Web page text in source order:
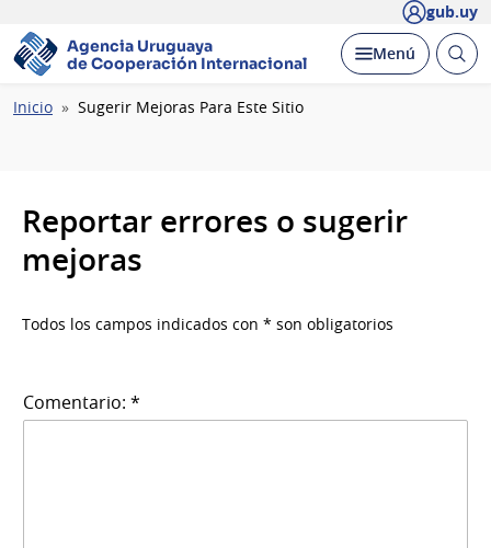
gub.uy
Agencia Uruguaya
de Cooperación Internacional
Desplegar
Menú Abrir
Ruta
Inicio Sugerir Mejoras Para Este Sitio
Reportar errores o sugerir
mejoras
Todos los campos indicados con * son obligatorios
Comentario: *